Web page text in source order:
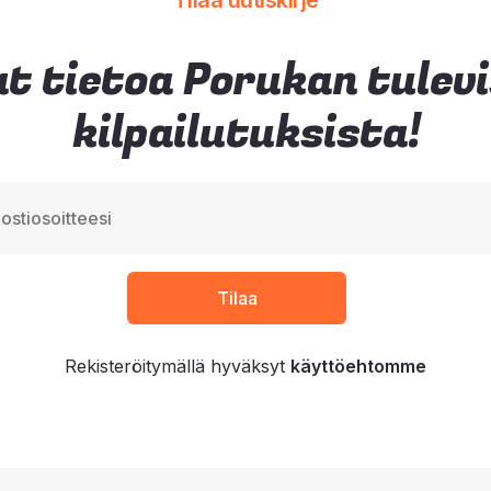
tietoa Porukan
kilpailutuksista!
Rekisteröitymällä hyväksyt käyttöehtomme